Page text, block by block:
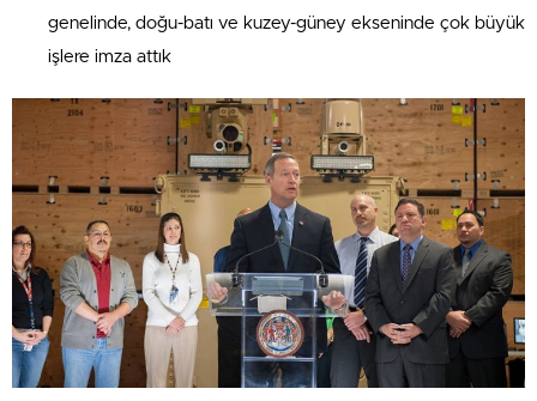
genelinde, doğu-batı ve kuzey-güney ekseninde çok büyük
işlere imza attık